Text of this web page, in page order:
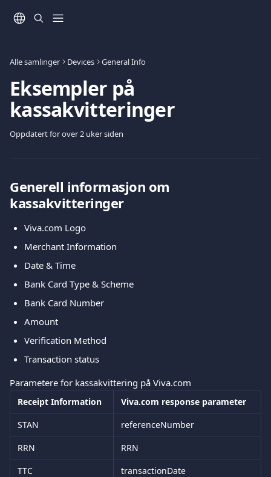
Alle samlinger Devices General Info
Eksempler på
kassakvitteringer
Oppdatert for over 2 uker siden
Generell informasjon om
kassakvitteringer
Viva.com Logo
Merchant Information
Date & Time
Bank Card Type & Scheme
Bank Card Number
Amount
Verification Method
Transaction status
Parametere for kassakvittering på Viva.com
Receipt Information
Viva.com response parameter
STAN
referenceNumber
RRN
RRN
TTC
transactionDate